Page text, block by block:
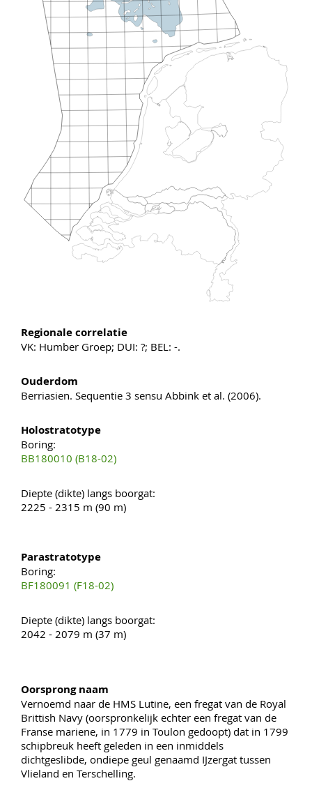
Regionale correlatie
VK: Humber Groep; DUI: ?; BEL: -.
Ouderdom
Berriasien. Sequentie 3 sensu Abbink et al. (2006).
Holostratotype
Boring:
BB180010 (B18-02)
Diepte (dikte) langs boorgat:
2225 - 2315 m (90 m)
Parastratotype
Boring:
BF180091 (F18-02)
Diepte (dikte) langs boorgat:
2042 - 2079 m (37 m)
Oorsprong naam
Vernoemd naar de HMS Lutine, een fregat van de Royal
Brittish Navy (oorspronkelijk echter een fregat van de
Franse mariene, in 1779 in Toulon gedoopt) dat in 1799
schipbreuk heeft geleden in een inmiddels
dichtgeslibde, ondiepe geul genaamd IJzergat tussen
Vlieland en Terschelling.